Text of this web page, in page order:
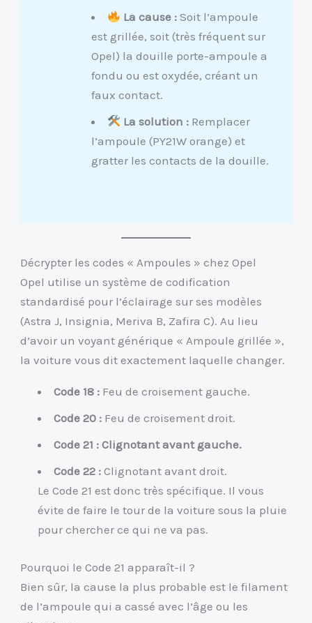
La cause : Soit l’ampoule
est grillée, soit (très fréquent sur
Opel) la douille porte-ampoule a
fondu ou est oxydée, créant un
faux contact.
La solution : Remplacer
l’ampoule (PY21W orange) et
gratter les contacts de la douille.
Décrypter les codes « Ampoules » chez Opel
Opel utilise un système de codification
standardisé pour l’éclairage sur ses modèles
(Astra J, Insignia, Meriva B, Zafira C). Au lieu
d’avoir un voyant générique « Ampoule grillée »,
la voiture vous dit exactement laquelle changer.
Code 18 : Feu de croisement gauche.
Code 20 : Feu de croisement droit.
Code 21 : Clignotant avant gauche.
Code 22 : Clignotant avant droit.
Le Code 21 est donc très spécifique. Il vous
évite de faire le tour de la voiture sous la pluie
pour chercher ce qui ne va pas.
Pourquoi le Code 21 apparaît-il ?
Bien sûr, la cause la plus probable est le filament
de l’ampoule qui a cassé avec l’âge ou les